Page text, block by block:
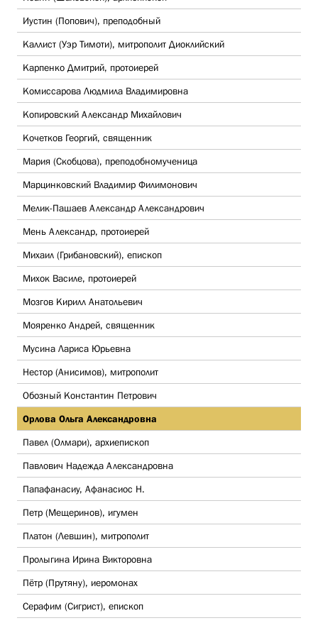
Иустин (Попович), преподобный
Каллист (Уэр Тимоти), митрополит Диоклийский
Карпенко Дмитрий, протоиерей
Комиссарова Людмила Владимировна
Копировский Александр Михайлович
Кочетков Георгий, священник
Мария (Скобцова), преподобномученица
Марцинковский Владимир Филимонович
Мелик-Пашаев Александр Александрович
Мень Александр, протоиерей
Михаил (Грибановский), епископ
Михок Василе, протоиерей
Мозгов Кирилл Анатольевич
Мояренко Андрей, священник
Мусина Лариса Юрьевна
Нестор (Анисимов), митрополит
Обозный Константин Петрович
Орлова Ольга Александровна
Павел (Олмари), архиепископ
Павлович Надежда Александровна
Папафанасиу, Афанасиос Н.
Петр (Мещеринов), игумен
Платон (Левшин), митрополит
Пролыгина Ирина Викторовна
Пётр (Прутяну), иеромонах
Серафим (Сигрист), епископ